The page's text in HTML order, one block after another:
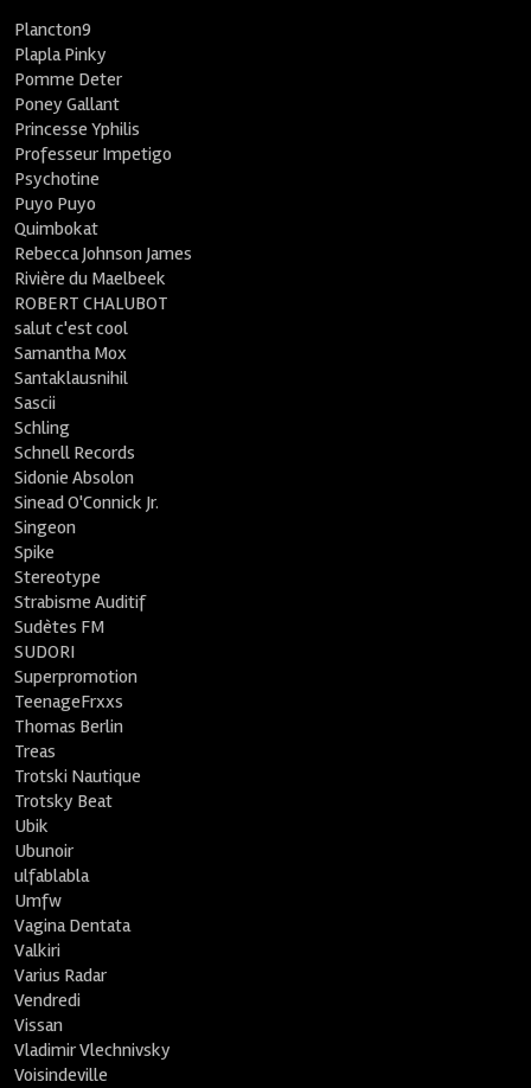
Plancton9
Plapla Pinky
Pomme Deter
Poney Gallant
Princesse Yphilis
Professeur Impetigo
Psychotine
Puyo Puyo
Quimbokat
Rebecca Johnson James
Rivière du Maelbeek
ROBERT CHALUBOT
salut c'est cool
Samantha Mox
Santaklausnihil
Sascii
Schling
Schnell Records
Sidonie Absolon
Sinead O'Connick Jr.
Singeon
Spike
Stereotype
Strabisme Auditif
Sudètes FM
SUDORI
Superpromotion
TeenageFrxxs
Thomas Berlin
Treas
Trotski Nautique
Trotsky Beat
Ubik
Ubunoir
ulfablabla
Umfw
Vagina Dentata
Valkiri
Varius Radar
Vendredi
Vissan
Vladimir Vlechnivsky
Voisindeville